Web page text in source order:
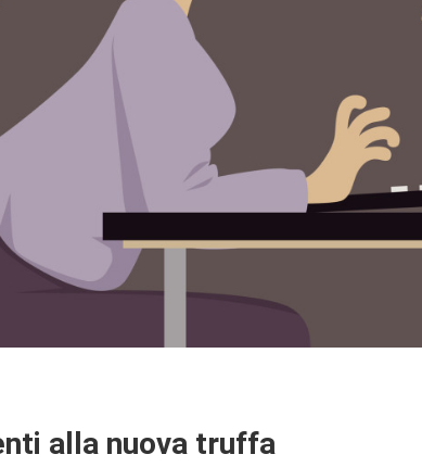
alla nuova truffa